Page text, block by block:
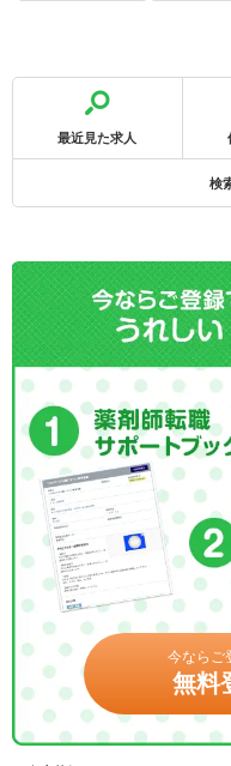
最近見た求人
検
今ならご
無料